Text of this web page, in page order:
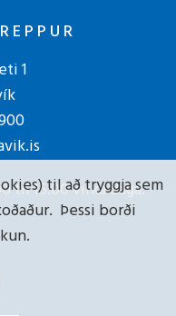
1
til 15:00 virka daga.
til að tryggja sem
Þessi borði